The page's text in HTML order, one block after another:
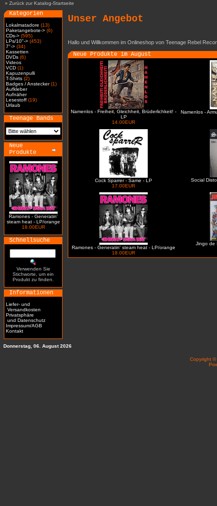
» Zurück zur Katalog-Startseite
Kategorien
Lokalmatadore (13)
Paketangebote-> (6)
CDs-> (595)
LPs/10"-> (453)
7"-> (34)
Kassetten
DVDs (6)
Videos
VCD (1)
Kapuzenpulli
T-Shirts (2)
Badges / Anstecker(1)
Aufkleber
Aufnäher
Lesestoff (19)
Urlaub
Teenage Bands
Neue
Produkte
Ramones - Generatin'
steam heat - LP/orange
18.00EUR
Schnellsuche
Verwenden Sie
Stichworte, um ein
Produkt zu finden.
Informationen
Liefer- und
Versandkosten
Privatsphäre
und Datenschutz
Impressum/AGB
Kontakt
Unser Angebot
Hallo und Willkommen im Onlineshop von Teenage Rebel
Neue Produkte im August
Namenlos - Freiheit, Gleichheit, Brüderlichkeit! -
LP
14.00EUR
Namenlos -
Cock Sparrer - Same - LP
17.00EUR
Social
Ramones - Generatin' steam heat - LP/orange
18.00EUR
Jingo de
Donnerstag, 06. August 2026
Copyright